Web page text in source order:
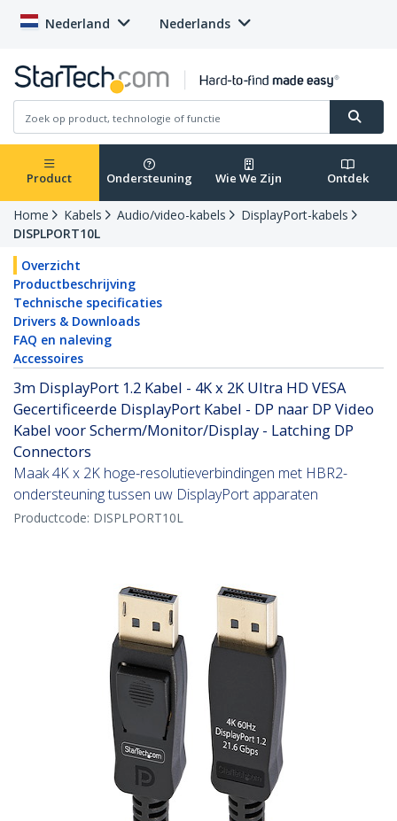
Nederland Nederlands
Product Ondersteuning Wie We Zijn Ontdek
Home Kabels Audio/video-kabels
DisplayPort-kabels
DISPLPORT10L
Overzicht
Productbeschrijving
Technische specificaties
Drivers & Downloads
FAQ en naleving
Accessoires
3m DisplayPort 1.2 Kabel - 4K x 2K Ultra HD VESA
Gecertificeerde DisplayPort Kabel - DP naar DP Video
Kabel voor Scherm/Monitor/Display - Latching DP
Connectors
Maak 4K x 2K hoge-resolutieverbindingen met HBR2-
ondersteuning tussen uw DisplayPort apparaten
Productcode: DISPLPORT10L